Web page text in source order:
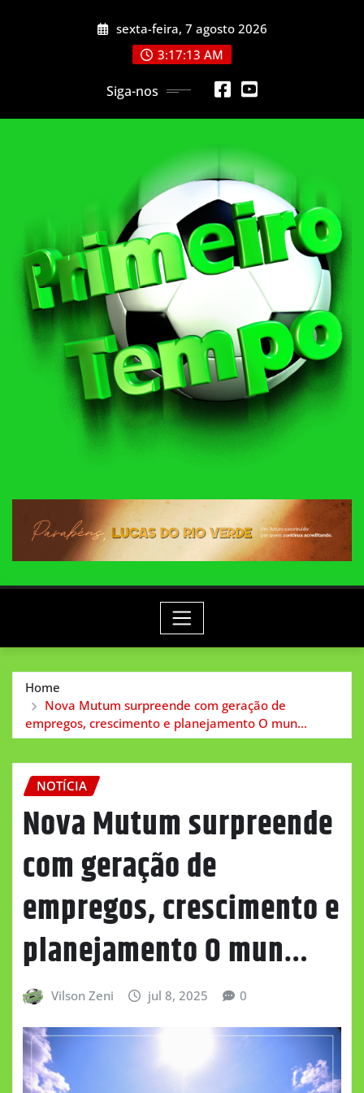
sexta-feira, 7 agosto 2026
3:17:15 AM
Siga-nos
Home
Nova Mutum surpreende com geração de
empregos, crescimento e planejamento O mun…
NOTÍCIA
Nova Mutum surpreende
com geração de
empregos, crescimento e
planejamento O mun…
Vilson Zeni jul 8, 2025 0